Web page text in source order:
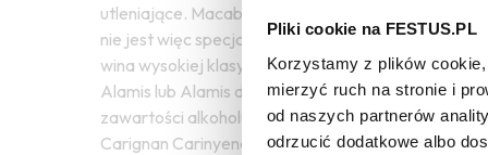
Pliki cookie na FESTUS.PL
Korzystamy z plików cookie,
mierzyć ruch na stronie i
od naszych partnerów
odrzucić dodatkowe albo
utleniające. Macabeo, biała odmiana znana także
nie jest więc specjalnie wrażliwa na przymrozki.
wina wysokiej klasy. Pedro Ximénez, biała
Alamis lub Alamis de Totana. Średnio wydajna,
zawartości alkoholu, o niskiej kwasowości, ale
Carignan Carinyena), zwana także Samso,